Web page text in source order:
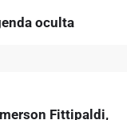
oculta
Fittipaldi,